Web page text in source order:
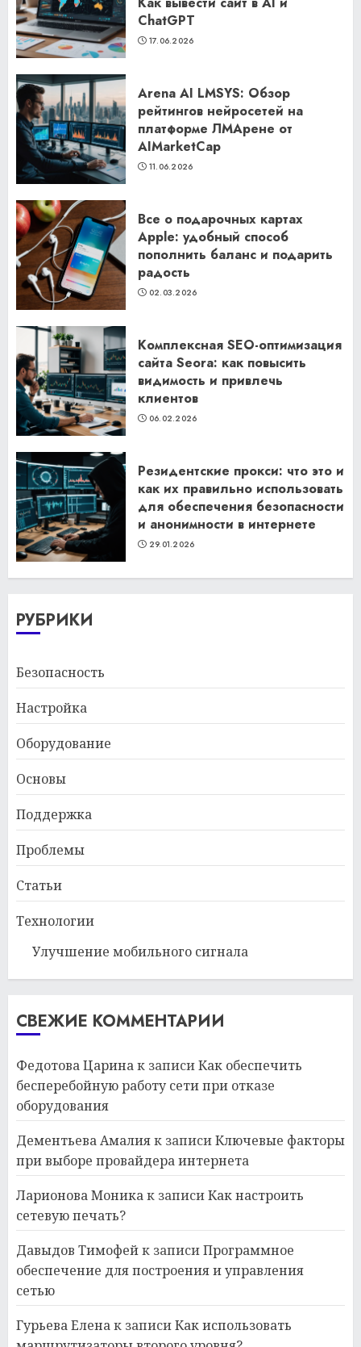
ChatGPT
17.06.2026
Arena AI LMSYS: Обзор
рейтингов нейросетей на
платформе ЛМАрене от
AIMarketCap
11.06.2026
Все о подарочных картах
Apple: удобный способ
пополнить баланс и подарить
радость
02.03.2026
Комплексная SEO-оптимизация
сайта Seora: как повысить
видимость и привлечь
клиентов
06.02.2026
Резидентские прокси: что это и
как их правильно использовать
для обеспечения безопасности
и анонимности в интернете
29.01.2026
РУБРИКИ
Безопасность
Настройка
Оборудование
Основы
Поддержка
Проблемы
Статьи
Технологии
Улучшение мобильного сигнала
СВЕЖИЕ КОММЕНТАРИИ
Федотова Царинак записиКак обеспечить
бесперебойную работу сети при отказе
оборудования
Дементьева Амалияк записиКлючевые факторы
при выборе провайдера интернета
Ларионова Моникак записиКак настроить
сетевую печать?
Давыдов Тимофейк записиПрограммное
обеспечение для построения и управления
сетью
Гурьева Еленак записиКак использовать